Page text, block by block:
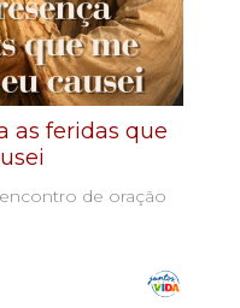
as feridas que
de oração